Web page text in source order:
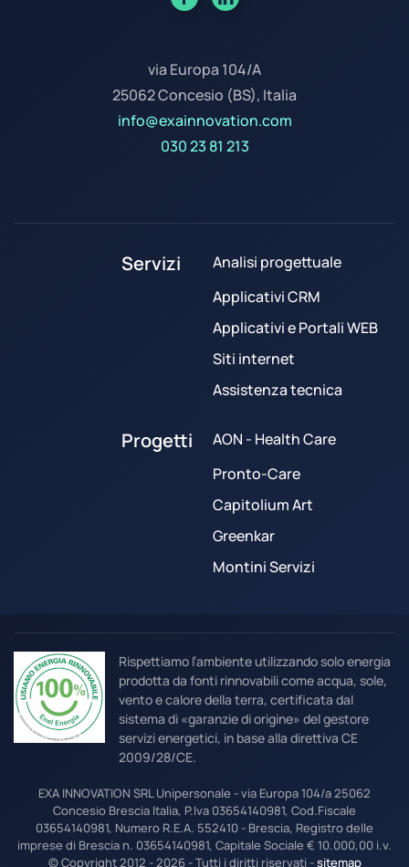
via Europa 104/A
25062 Concesio (BS), Italia
info@exainnovation.com
030 23 81 213
Servizi
Analisi progettuale
Applicativi CRM
Applicativi e Portali WEB
Siti internet
Assistenza tecnica
Progetti
AON - Health Care
Pronto-Care
Capitolium Art
Greenkar
Montini Servizi
Rispettiamo l’ambiente utilizzando solo energia
prodotta da fonti rinnovabili come acqua, sole,
vento e calore della terra, certificata dal
sistema di «garanzie di origine» del gestore
servizi energetici, in base alla direttiva CE
2009/28/CE.
EXA INNOVATION SRL Unipersonale - via Europa 104/a 25062
Concesio Brescia Italia, P.Iva 03654140981, Cod.Fiscale
03654140981, Numero R.E.A. 552410 - Brescia, Registro delle
imprese di Brescia n. 03654140981, Capitale Sociale € 10.000,00 i.v.
© Copyright 2012 - 2026 - Tutti i diritti riservati -sitemap